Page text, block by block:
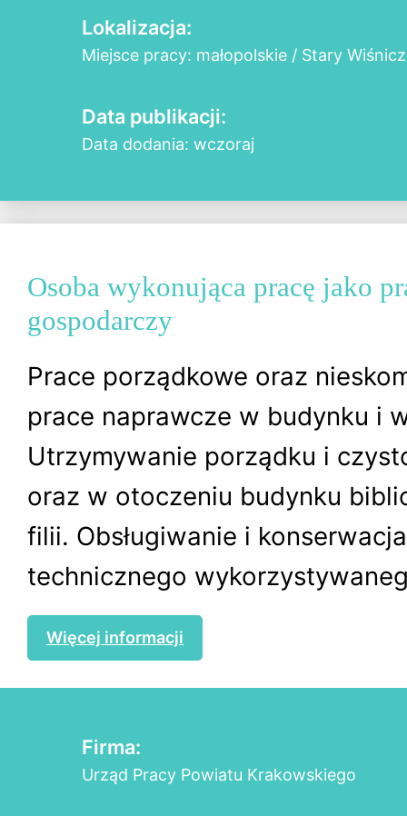
Lokalizacja:
Miejsce pracy: małopolskie / Stary Wiśnicz
Data publikacji:
Data dodania: wczoraj
Osoba wykonująca pracę jako
gospodarczy
Prace porządkowe oraz
prace naprawcze w budynku i
Utrzymywanie porządku i
oraz w otoczeniu budynku
filii. Obsługiwanie i
technicznego
Więcej informacji
Firma:
Urząd Pracy Powiatu Krakowskiego